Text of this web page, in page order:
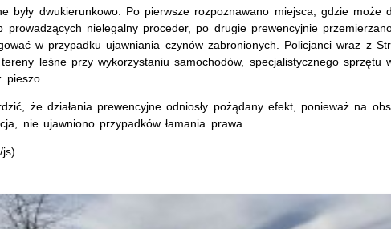
były dwukierunkowo. Po pierwsze rozpoznawano miejsca, gdzie może
prowadzących nielegalny proceder, po drugie prewencyjnie
w przypadku ujawniania czynów zabronionych. Policjanci wraz z
leśne przy wykorzystaniu samochodów, specjalistycznego sprzętu
pieszo.
że działania prewencyjne odniosły pożądany efekt, ponieważ na
nie ujawniono przypadków łamania prawa.
js)